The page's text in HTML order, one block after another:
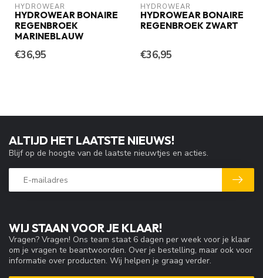
HYDROWEAR
HYDROWEAR BONAIRE
REGENBROEK
MARINEBLAUW
€36,95
HYDROWEAR
HYDROWEAR BONAIRE
REGENBROEK ZWART
€36,95
WIJ STAAN VOOR JE KLAAR!
Vragen? Vragen! Ons team staat 6 dagen per week voor je klaar
om je vragen te beantwoorden. Over je bestelling, maar ook voor
informatie over producten. Wij helpen je graag verder.
ALTIJD HET LAATSTE NIEUWS!
Blijf op de hoogte van de laatste nieuwtjes en acties.